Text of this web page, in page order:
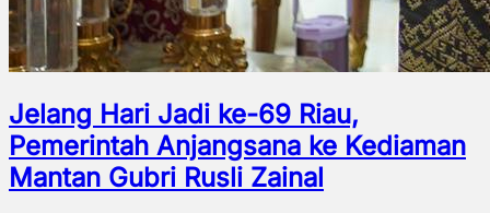
Jelang Hari Jadi ke-69 Riau,
Pemerintah Anjangsana ke Kediaman
Mantan Gubri Rusli Zainal